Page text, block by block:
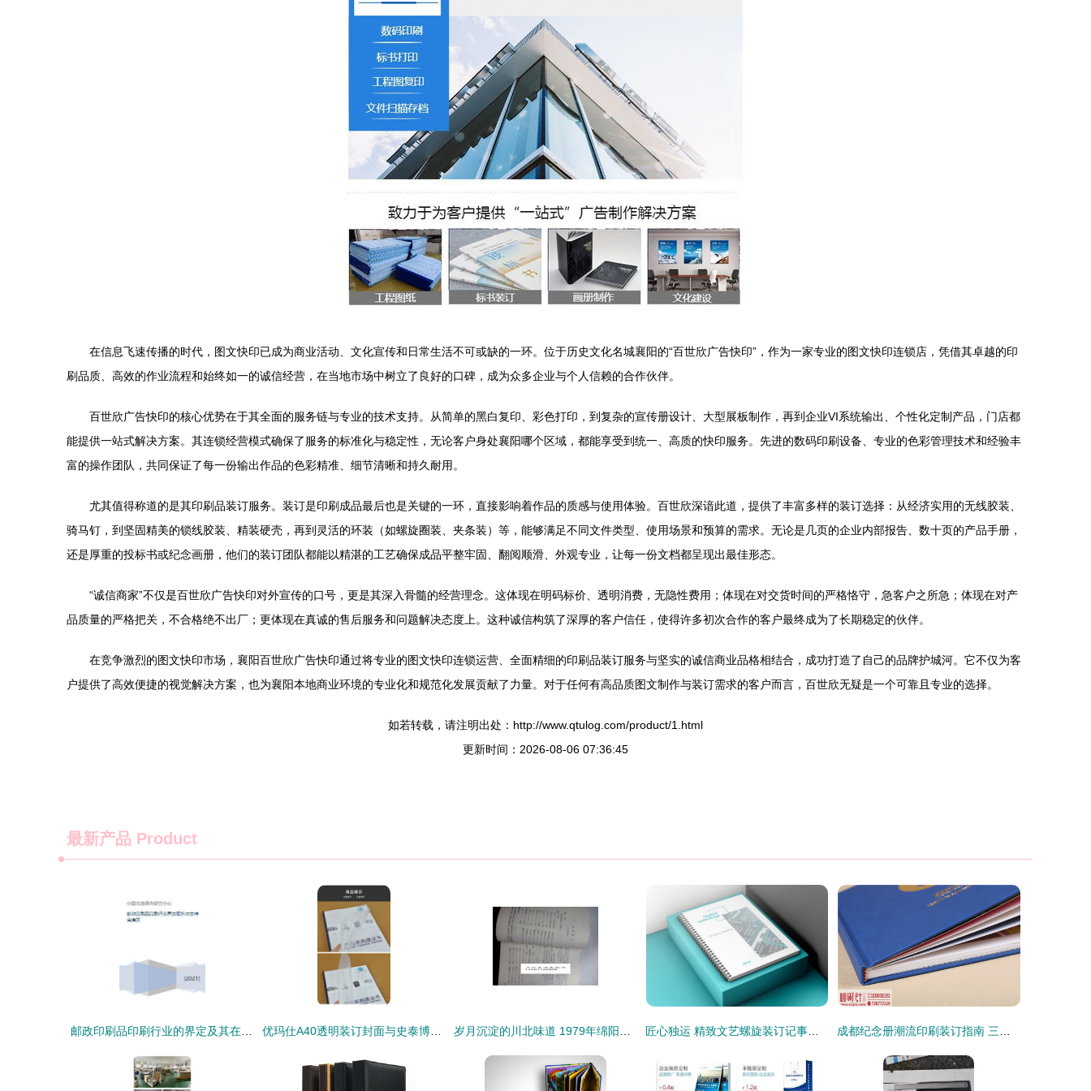
在信息飞速传播的时代，图文快印已成为商业活动、文化宣传和日常生活不可或缺的一环。位于历史文化名城襄阳的“百世欣广告快印”，作为一家专业的图文快印连锁店，凭借其卓越的印
刷品质、高效的作业流程和始终如一的诚信经营，在当地市场中树立了良好的口碑，成为众多企业与个人信赖的合作伙伴。
百世欣广告快印的核心优势在于其全面的服务链与专业的技术支持。从简单的黑白复印、彩色打印，到复杂的宣传册设计、大型展板制作，再到企业VI系统输出、个性化定制产品，门店都
能提供一站式解决方案。其连锁经营模式确保了服务的标准化与稳定性，无论客户身处襄阳哪个区域，都能享受到统一、高质的快印服务。先进的数码印刷设备、专业的色彩管理技术和经验丰
富的操作团队，共同保证了每一份输出作品的色彩精准、细节清晰和持久耐用。
尤其值得称道的是其印刷品装订服务。装订是印刷成品最后也是关键的一环，直接影响着作品的质感与使用体验。百世欣深谙此道，提供了丰富多样的装订选择：从经济实用的无线胶装、
骑马钉，到坚固精美的锁线胶装、精装硬壳，再到灵活的环装（如螺旋圈装、夹条装）等，能够满足不同文件类型、使用场景和预算的需求。无论是几页的企业内部报告、数十页的产品手册，
还是厚重的投标书或纪念画册，他们的装订团队都能以精湛的工艺确保成品平整牢固、翻阅顺滑、外观专业，让每一份文档都呈现出最佳形态。
“诚信商家”不仅是百世欣广告快印对外宣传的口号，更是其深入骨髓的经营理念。这体现在明码标价、透明消费，无隐性费用；体现在对交货时间的严格恪守，急客户之所急；体现在对产
品质量的严格把关，不合格绝不出厂；更体现在真诚的售后服务和问题解决态度上。这种诚信构筑了深厚的客户信任，使得许多初次合作的客户最终成为了长期稳定的伙伴。
在竞争激烈的图文快印市场，襄阳百世欣广告快印通过将专业的图文快印连锁运营、全面精细的印刷品装订服务与坚实的诚信商业品格相结合，成功打造了自己的品牌护城河。它不仅为客
户提供了高效便捷的视觉解决方案，也为襄阳本地商业环境的专业化和规范化发展贡献了力量。对于任何有高品质图文制作与装订需求的客户而言，百世欣无疑是一个可靠且专业的选择。
如若转载，请注明出处：http://www.qtulog.com/product/1.html
更新时间：2026-08-06 07:36:45
最新产品 Product